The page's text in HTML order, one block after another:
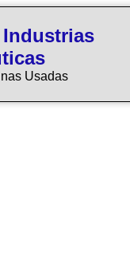
Usadas